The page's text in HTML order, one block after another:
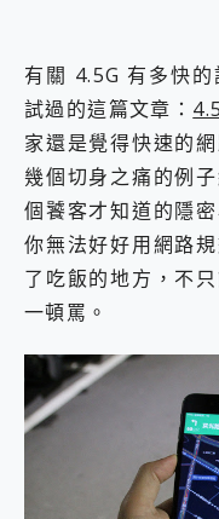
有關 4.5G 有多快
試過的這篇文章：
家還是覺得快速的
幾個切身之痛的例
個饕客才知道的隱
你無法好好用網路
了吃飯的地方，不
一頓罵。